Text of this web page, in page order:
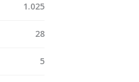
1.025
28
5